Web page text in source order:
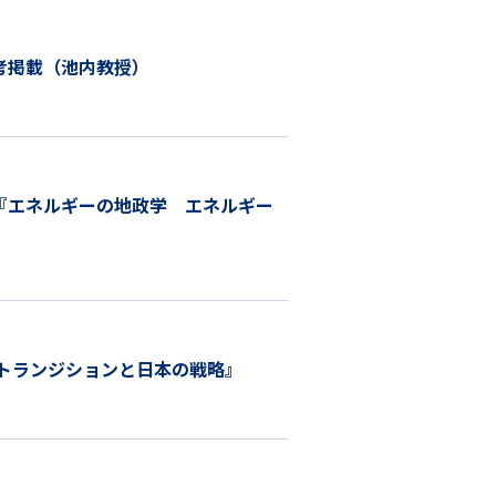
載（池内教授）
エネルギーの地政学 エネルギー
ンジションと日本の戦略』